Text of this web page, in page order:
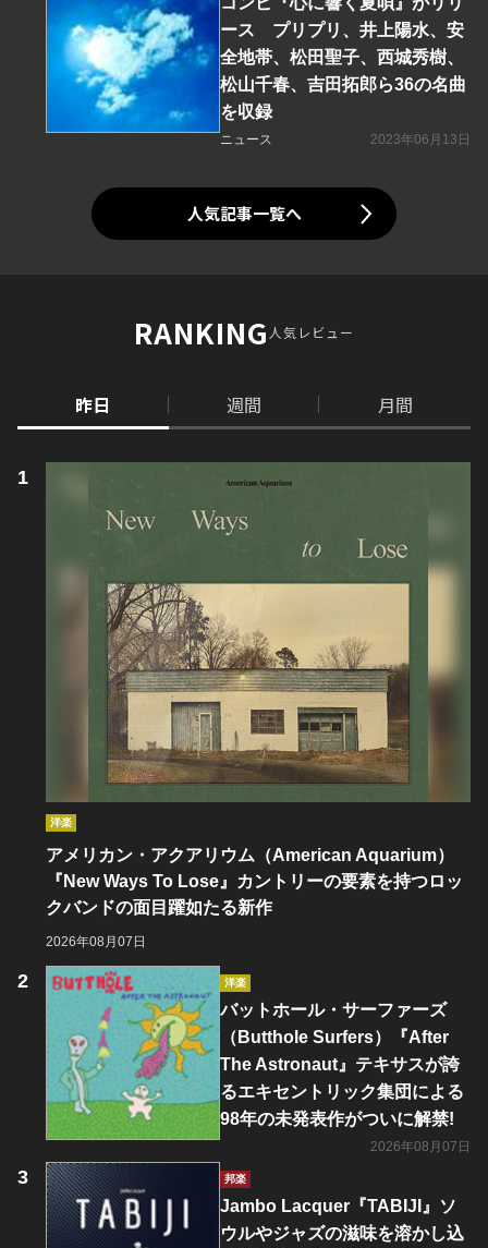
ース プリプリ、井上陽水、安
全地帯、松田聖子、西城秀樹、
松山千春、吉田拓郎ら36の名曲
を収録
ニュース 2023年06月13日
人気記事一覧へ
RANKING人気レビュー
昨日 週間 月間
洋楽
アメリカン・アクアリウム（American Aquarium）
『New Ways To Lose』カントリーの要素を持つロッ
クバンドの面目躍如たる新作
2026年08月07日
洋楽
バットホール・サーファーズ
（Butthole Surfers）『After
The Astronaut』テキサスが誇
るエキセントリック集団による
98年の未発表作がついに解禁!
2026年08月07日
邦楽
Jambo Lacquer『TABIJI』ソ
ウルやジャズの滋味を溶かし込